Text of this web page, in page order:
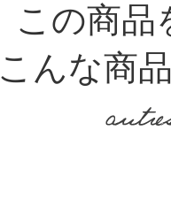
この商品
こんな商